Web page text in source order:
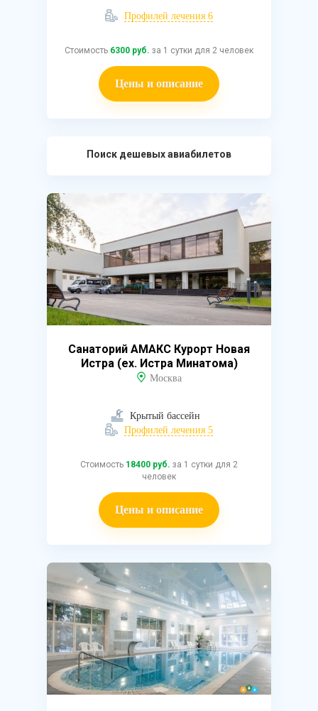
Профилей лечения 6
Стоимость 6300 руб. за 1 сутки для 2 человек
Цены и описание
Поиск дешевых авиабилетов
Санаторий АМАКС Курорт Новая
Истра (ex. Истра Минатома)
Москва
Крытый бассейн
Профилей лечения 5
Стоимость 18400 руб. за 1 сутки для 2
человек
Цены и описание